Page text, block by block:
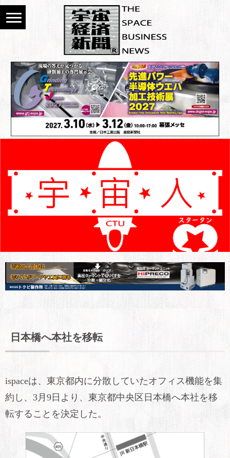
日本橋へ本社を移転
ispaceは、東京都内に分散していたオフィス機能を集
約し、3月9日より、東京都中央区日本橋へ本社を移
転することを決定した。